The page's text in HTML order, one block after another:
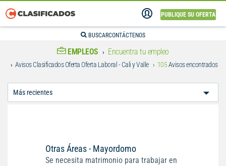
PUBLIQUE SU OFERTA
BUSCARCONTÁCTENOS
EMPLEOS Encuentra tu empleo
Avisos Clasificados Oferta Oferta Laboral - Cali y Valle 105Avisos encontrados
Otras Áreas - Mayordomo
Se necesita matrimonio para trabajar en